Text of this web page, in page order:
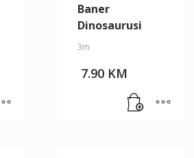
Baner
Dinosaurusi
3m
7.90 KM